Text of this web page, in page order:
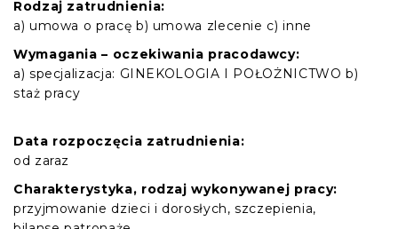
Rodzaj zatrudnienia:
a) umowa o pracę b) umowa zlecenie c) inne
Wymagania – oczekiwania pracodawcy:
a) specjalizacja: GINEKOLOGIA I POŁOŻNICTWO b)
staż pracy
Data rozpoczęcia zatrudnienia:
od zaraz
Charakterystyka, rodzaj wykonywanej pracy:
przyjmowanie dzieci i dorosłych, szczepienia,